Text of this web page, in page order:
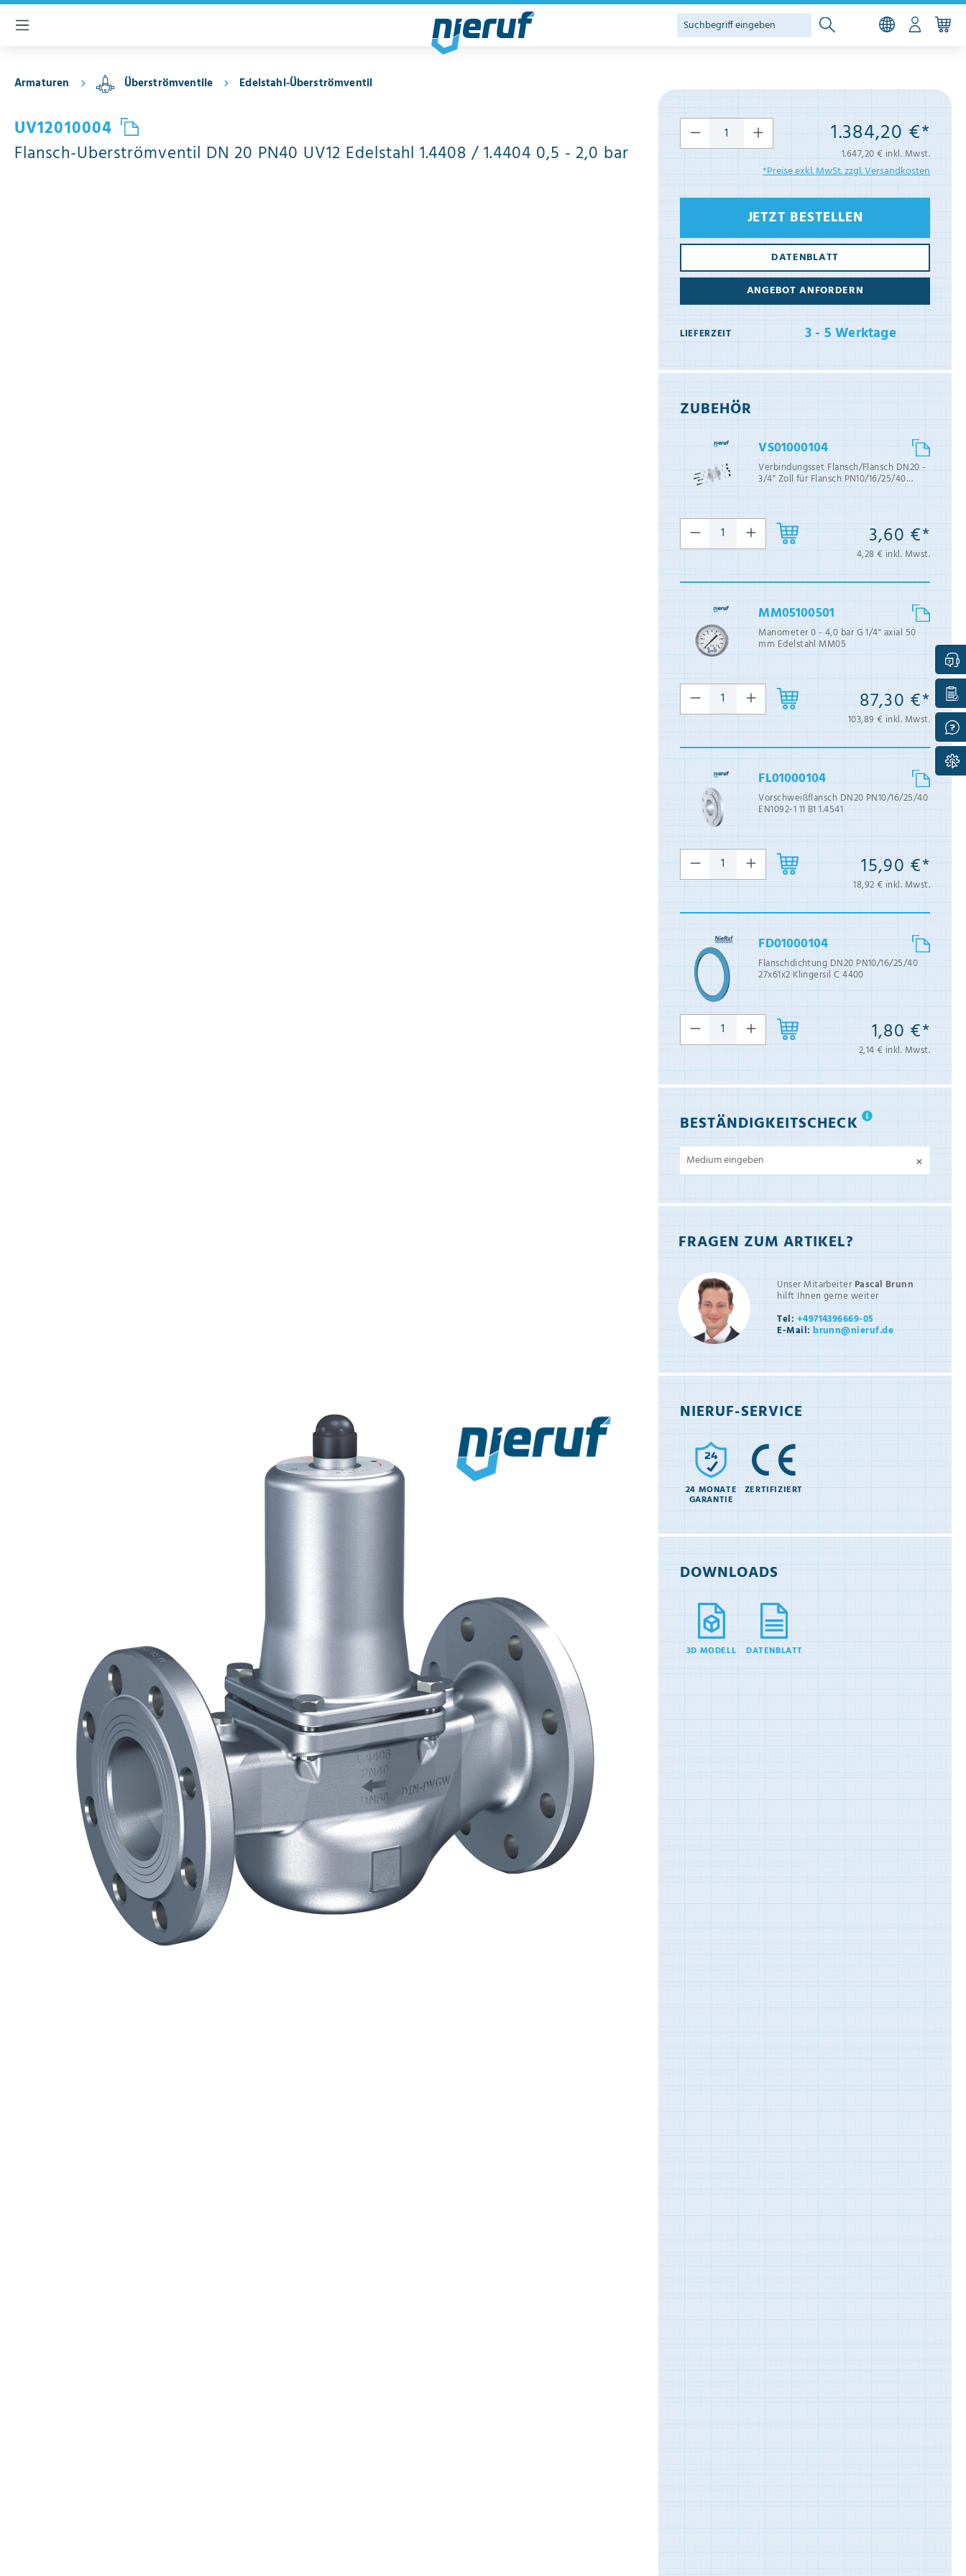
springen
Armaturen Überströmventile Edelstahl-Überströmventil
UV12010004
Flansch-Überströmventil DN 20 PN40 UV12 Edelstahl 1.4408 / 1.4404 0,5 - 2,0 bar
1.384,20 €*
1.647,20 € inkl. Mwst.
*Preise exkl. MwSt. zzgl. Versandkosten
JETZT BESTELLEN
DATENBLATT
ANGEBOT ANFORDERN
LIEFERZEIT 3 - 5 Werktage
ZUBEHÖR
VS01000104
Verbindungsset Flansch/Flansch DN20 -
3/4" Zoll für Flansch PN10/16/25/40
3,60 €*
4,28 € inkl. Mwst.
MM05100501
Manometer 0 - 4,0 bar G 1/4" axial 50
mm Edelstahl MM05
87,30 €*
103,89 € inkl. Mwst.
FL01000104
Vorschweißflansch DN20 PN10/16/25/40
EN1092-1 11 B1 1.4541
15,90 €*
18,92 € inkl. Mwst.
FD01000104
Flanschdichtung DN20 PN10/16/25/40
27x61x2 Klingersil C 4400
1,80 €*
2,14 € inkl. Mwst.
BESTÄNDIGKEITSCHECK
×
FRAGEN ZUM ARTIKEL?
Unser MitarbeiterPascal Brunn
hilft Ihnen gerne weiter
Tel: +49714396669-05
E-Mail: brunn@nieruf.de
NIERUF-SERVICE
24 MONATE
GARANTIE
ZERTIFIZIERT
DOWNLOADS
3D MODELL DATENBLATT